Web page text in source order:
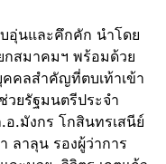
อุ่นและคึกคัก นำโดย
กสมาคมฯ พร้อมด้วย
คลสำคัญที่ตบเท้าเข้า
วยรัฐมนตรีประจำ
อ.มังกร โกสินทรเสนีย์
ลาลุน รองผู้ว่าการ